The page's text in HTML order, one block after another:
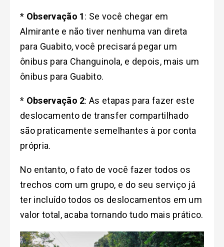
* Observação 1: Se você chegar em
Almirante e não tiver nenhuma van direta
para Guabito, você precisará pegar um
ônibus para Changuinola, e depois, mais um
ônibus para Guabito.
* Observação 2: As etapas para fazer este
deslocamento de transfer compartilhado
são praticamente semelhantes à por conta
própria.
No entanto, o fato de você fazer todos os
trechos com um grupo, e do seu serviço já
ter incluído todos os deslocamentos em um
valor total, acaba tornando tudo mais prático.